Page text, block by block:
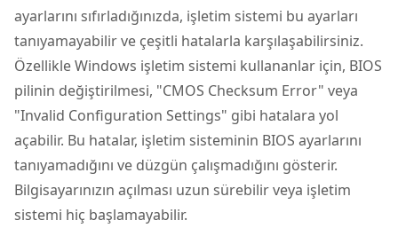
ayarlarını sıfırladığınızda, işletim sistemi bu ayarları
tanıyamayabilir ve çeşitli hatalarla karşılaşabilirsiniz.
Özellikle Windows işletim sistemi kullananlar için, BIOS
pilinin değiştirilmesi, "CMOS Checksum Error" veya
"Invalid Configuration Settings" gibi hatalara yol
açabilir. Bu hatalar, işletim sisteminin BIOS ayarlarını
tanıyamadığını ve düzgün çalışmadığını gösterir.
Bilgisayarınızın açılması uzun sürebilir veya işletim
sistemi hiç başlamayabilir.